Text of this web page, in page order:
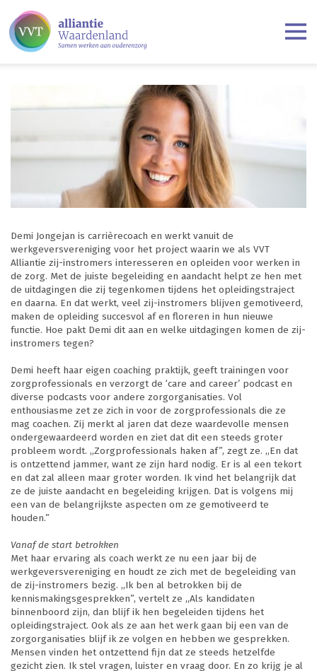
Demi Jongejan is carrièrecoach en werkt vanuit de
werkgeversvereniging voor het project waarin we als VVT
Alliantie zij-instromers interesseren en opleiden voor werken in
de zorg. Met de juiste begeleiding en aandacht helpt ze hen met
de uitdagingen die zij tegenkomen tijdens het opleidingstraject
en daarna. En dat werkt, veel zij-instromers blijven gemotiveerd,
maken de opleiding succesvol af en floreren in hun nieuwe
functie. Hoe pakt Demi dit aan en welke uitdagingen komen de zij-
instromers tegen?
Demi heeft haar eigen coaching praktijk, geeft trainingen voor
zorgprofessionals en verzorgt de ‘care and career’ podcast en
diverse podcasts voor andere zorgorganisaties. Vol
enthousiasme zet ze zich in voor de zorgprofessionals die ze
mag coachen. Zij merkt al jaren dat deze waardevolle mensen
ondergewaardeerd worden en ziet dat dit een steeds groter
probleem wordt. ,,Zorgprofessionals haken af”, zegt ze. ,,En dat
is ontzettend jammer, want ze zijn hard nodig. Er is al een tekort
en dat zal alleen maar groter worden. Ik vind het belangrijk dat
ze de juiste aandacht en begeleiding krijgen. Dat is volgens mij
een van de belangrijkste aspecten om ze gemotiveerd te
houden.”
Vanaf de start betrokken
Met haar ervaring als coach werkt ze nu een jaar bij de
werkgeversvereniging en houdt ze zich met de begeleiding van
de zij-instromers bezig. ,,Ik ben al betrokken bij de
kennismakingsgesprekken”, vertelt ze ,,Als kandidaten
binnenboord zijn, dan blijf ik hen begeleiden tijdens het
opleidingstraject. Ook als ze aan het werk gaan bij een van de
zorgorganisaties blijf ik ze volgen en hebben we gesprekken.
Mensen vinden het ontzettend fijn dat ze steeds hetzelfde
gezicht zien. Ik stel vragen, luister en vraag door. En zo krijg je al